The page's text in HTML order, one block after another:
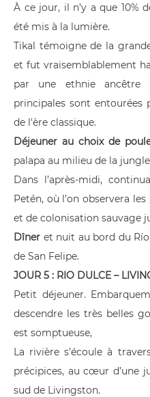
À ce jour, il n’y a que 10%
été mis à la lumière.
Tikal témoigne de la
et fut vraisemblablement
par une ethnie ancêtre
principales sont
de l'ère classique.
Déjeuner au choix de
palapa au milieu de la
Dans l’après-midi,
Petén, où l’on observera
et de colonisation sauvage
Dîner et nuit au bord du
de San Felipe.
JOUR 5 : RIO DULCE –
Petit déjeuner.
descendre les très belles
est somptueuse,
La rivière s’écoule à
précipices, au cœur d’une
sud de Livingston.